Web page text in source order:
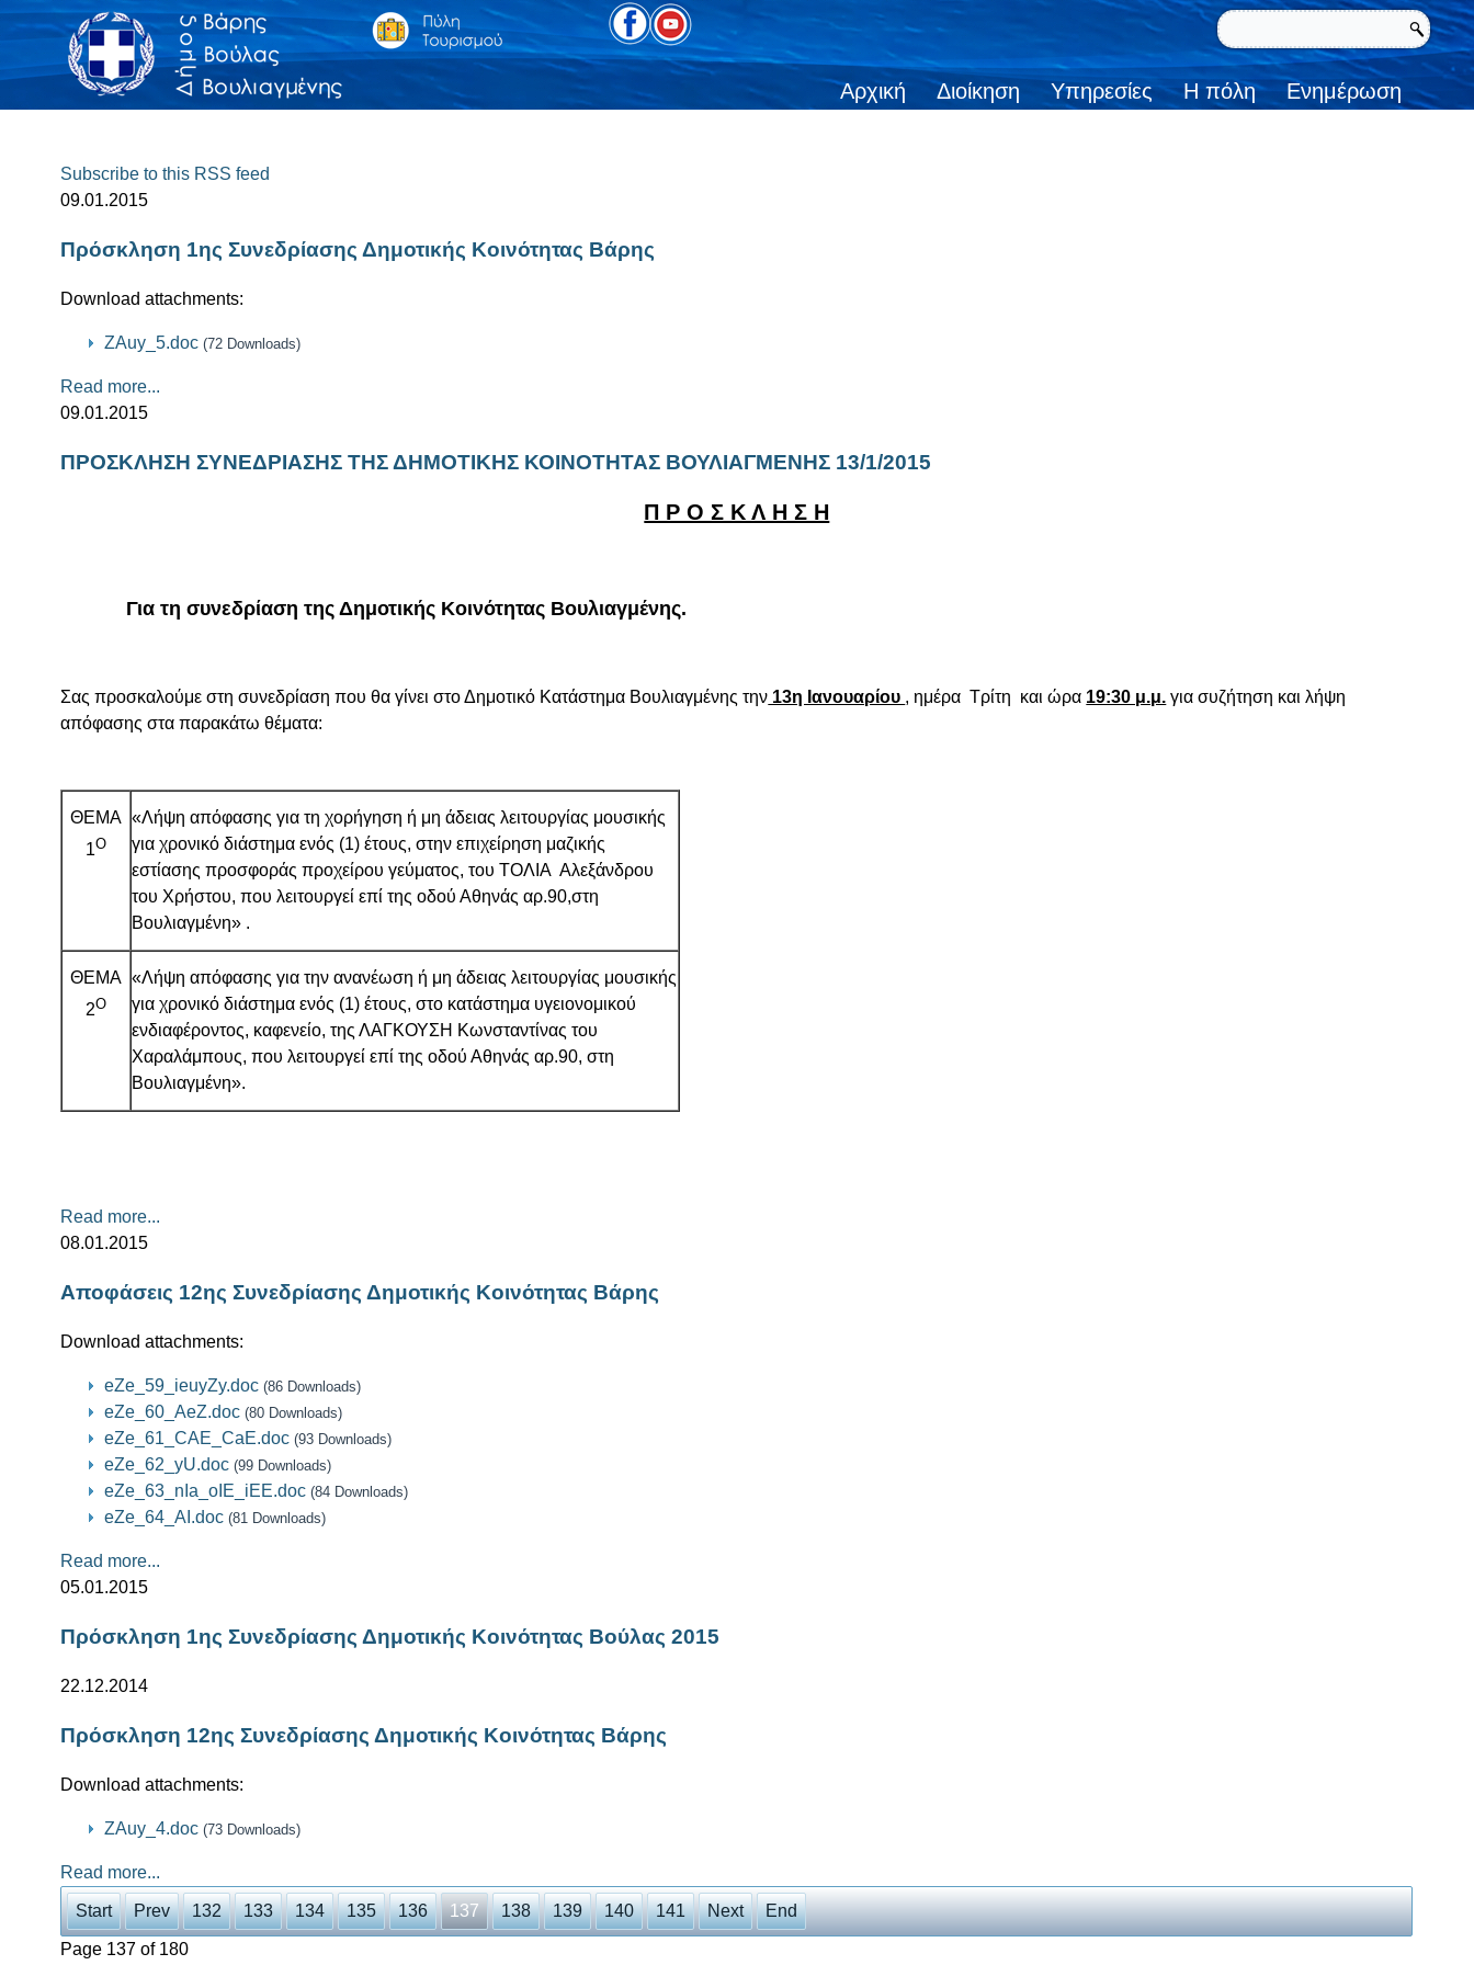
Αρχική Διοίκηση Υπηρεσίες Η πόλη Ενημέρωση
Subscribe to this RSS feed
09.01.2015
Πρόσκληση 1ης Συνεδρίασης Δημοτικής Κοινότητας Βάρης
Download attachments:
ZAuy_5.doc(72 Downloads)
Read more...
09.01.2015
ΠΡΟΣΚΛΗΣΗ ΣΥΝΕΔΡΙΑΣΗΣ ΤΗΣ ΔΗΜΟΤΙΚΗΣ ΚΟΙΝΟΤΗΤΑΣ ΒΟΥΛΙΑΓΜΕΝΗΣ 13/1/2015
Π Ρ Ο Σ Κ Λ Η Σ Η
Για τη συνεδρίαση της Δημοτικής Κοινότητας Βουλιαγμένης.
Σας προσκαλούμε στη συνεδρίαση που θα γίνει στο Δημοτικό Κατάστημα Βουλιαγμένης την 13η Ιανουαρίου , ημέρα Τρίτη και ώρα 19:30 μ.μ. για συζήτηση και λήψη
απόφασης στα παρακάτω θέματα:
ΘΕΜΑ
1Ο
«Λήψη απόφασης για τη χορήγηση ή μη άδειας λειτουργίας μουσικής
για χρονικό διάστημα ενός (1) έτους, στην επιχείρηση μαζικής
εστίασης προσφοράς προχείρου γεύματος, του ΤΟΛΙΑ Αλεξάνδρου
του Χρήστου, που λειτουργεί επί της οδού Αθηνάς αρ.90,στη
Βουλιαγμένη» .
ΘΕΜΑ
2Ο
«Λήψη απόφασης για την ανανέωση ή μη άδειας λειτουργίας μουσικής
για χρονικό διάστημα ενός (1) έτους, στο κατάστημα υγειονομικού
ενδιαφέροντος, καφενείο, της ΛΑΓΚΟΥΣΗ Κωνσταντίνας του
Χαραλάμπους, που λειτουργεί επί της οδού Αθηνάς αρ.90, στη
Βουλιαγμένη».
Read more...
08.01.2015
Αποφάσεις 12ης Συνεδρίασης Δημοτικής Κοινότητας Βάρης
Download attachments:
eZe_59_ieuyZy.doc(86 Downloads)
eZe_60_AeZ.doc(80 Downloads)
eZe_61_CAE_CaE.doc(93 Downloads)
eZe_62_yU.doc(99 Downloads)
eZe_63_nIa_oIE_iEE.doc(84 Downloads)
eZe_64_AI.doc(81 Downloads)
Read more...
05.01.2015
Πρόσκληση 1ης Συνεδρίασης Δημοτικής Κοινότητας Βούλας 2015
22.12.2014
Πρόσκληση 12ης Συνεδρίασης Δημοτικής Κοινότητας Βάρης
Download attachments:
ZAuy_4.doc(73 Downloads)
Read more...
Start Prev 132 133 134 135 136 137 138 139 140 141 Next End
Page 137 of 180